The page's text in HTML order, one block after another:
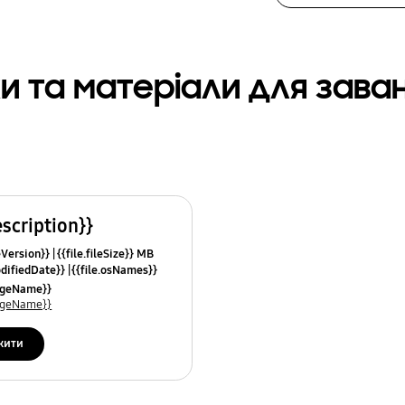
та матеріали для
{{file.fileSize}} MB
{{file.osNames}}